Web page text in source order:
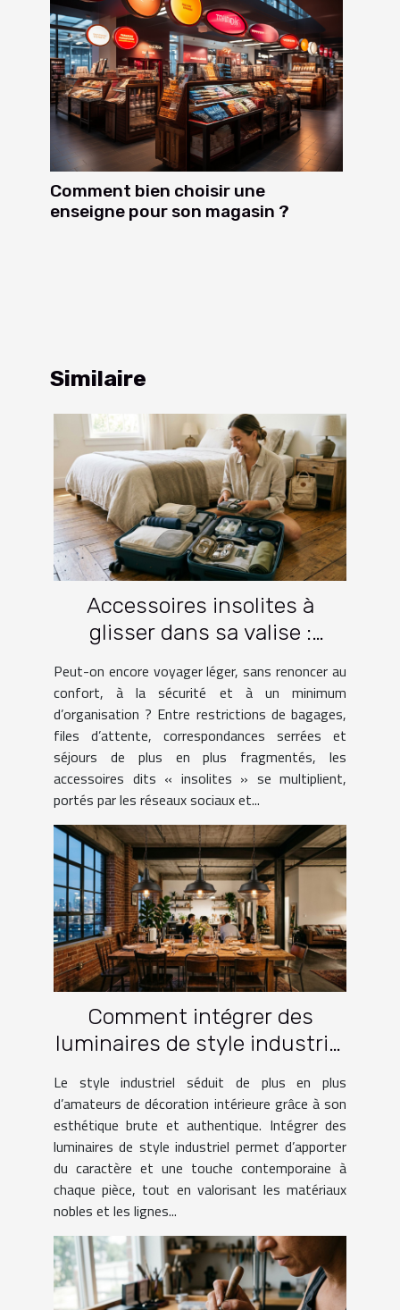
Comment bien choisir une
enseigne pour son magasin ?
Similaire
Accessoires insolites à
glisser dans sa valise :
lesquels facilitent vraiment
le voyage ?
Peut-on encore voyager léger, sans renoncer au
confort, à la sécurité et à un minimum
d’organisation ? Entre restrictions de bagages,
files d’attente, correspondances serrées et
séjours de plus en plus fragmentés, les
accessoires dits « insolites » se multiplient,
portés par les réseaux sociaux et...
Comment intégrer des
luminaires de style industriel
dans votre intérieur ?
Le style industriel séduit de plus en plus
d’amateurs de décoration intérieure grâce à son
esthétique brute et authentique. Intégrer des
luminaires de style industriel permet d’apporter
du caractère et une touche contemporaine à
chaque pièce, tout en valorisant les matériaux
nobles et les lignes...